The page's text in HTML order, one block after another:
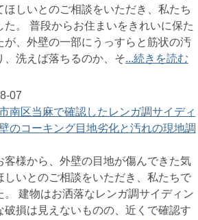
ほしいとのご相談をいただき、私たち
た。 普段からお住まいをきれいに保た
が、外壁の一部にうっすらと筋状の汚
、洗えば落ちるのか、そ...続きを読む
07
南区当麻で確認したレンガ調サイディ
のコーキング目地劣化と汚れの現地調
客様から、外壁の目地が傷んできた気
しいとのご相談をいただき、私たちで
。 建物はお洒落なレンガ調サイディン
破損は見えないものの、近くで確認す